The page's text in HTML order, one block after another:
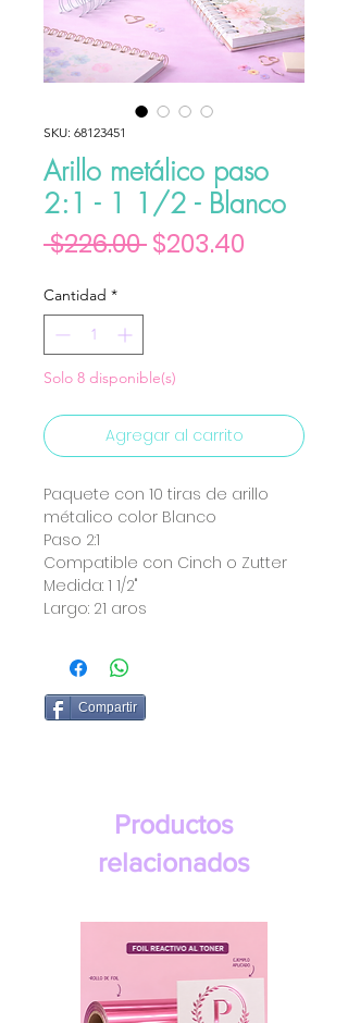
SKU: 68123451
Arillo metálico paso
2:1 - 1 1/2 - Blanco
$226.00 Precio
$203.40
Cantidad *
Solo 8 disponible(s)
Agregar al carrito
Paquete con 10 tiras de arillo
métalico color Blanco
Paso 2:1
Compatible con Cinch o Zutter
Medida: 1 1/2"
Largo: 21 aros
Compartir
Productos
relacionados